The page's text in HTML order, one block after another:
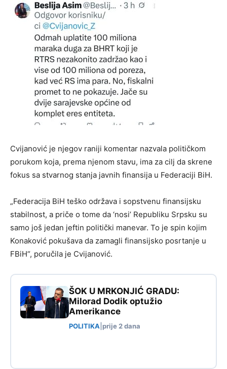
Cvijanović je njegov raniji komentar nazvala političkom
porukom koja, prema njenom stavu, ima za cilj da skrene
fokus sa stvarnog stanja javnih finansija u Federaciji BiH.
„Federacija BiH teško održava i sopstvenu finansijsku
stabilnost, a priče o tome da ‘nosi’ Republiku Srpsku su
samo još jedan jeftin politički manevar. To je spin kojim
Konaković pokušava da zamagli finansijsko posrtanje u
FBiH“, poručila je Cvijanović.
ŠOK U MRKONJIĆ GRADU:
Milorad Dodik optužio
Amerikance
POLITIKA prije 2 dana